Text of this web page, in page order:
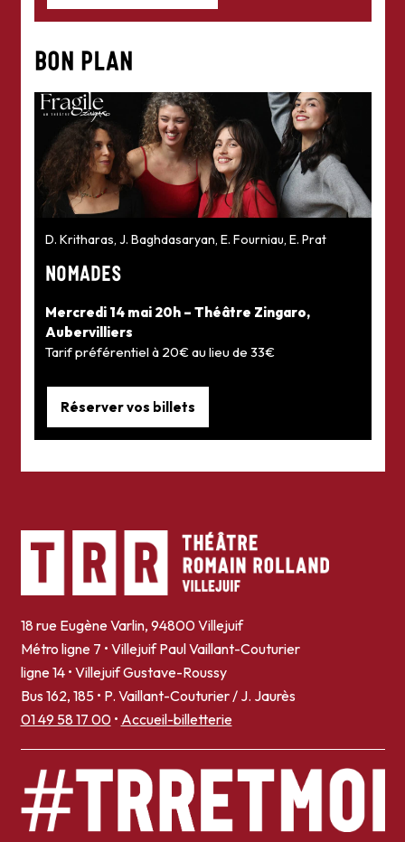
BON PLAN
D. Kritharas, J. Baghdasaryan, E. Fourniau, E. Prat
NOMADES
Mercredi 14 mai 20h – Théâtre Zingaro,
Aubervilliers
Tarif préférentiel à 20€ au lieu de 33€
Réserver vos billets
18 rue Eugène Varlin, 94800 Villejuif
Métro ligne 7 • Villejuif Paul Vaillant-Couturier
ligne 14 • Villejuif Gustave-Roussy
Bus 162, 185 • P. Vaillant-Couturier / J. Jaurès
01 49 58 17 00• Accueil-billetterie